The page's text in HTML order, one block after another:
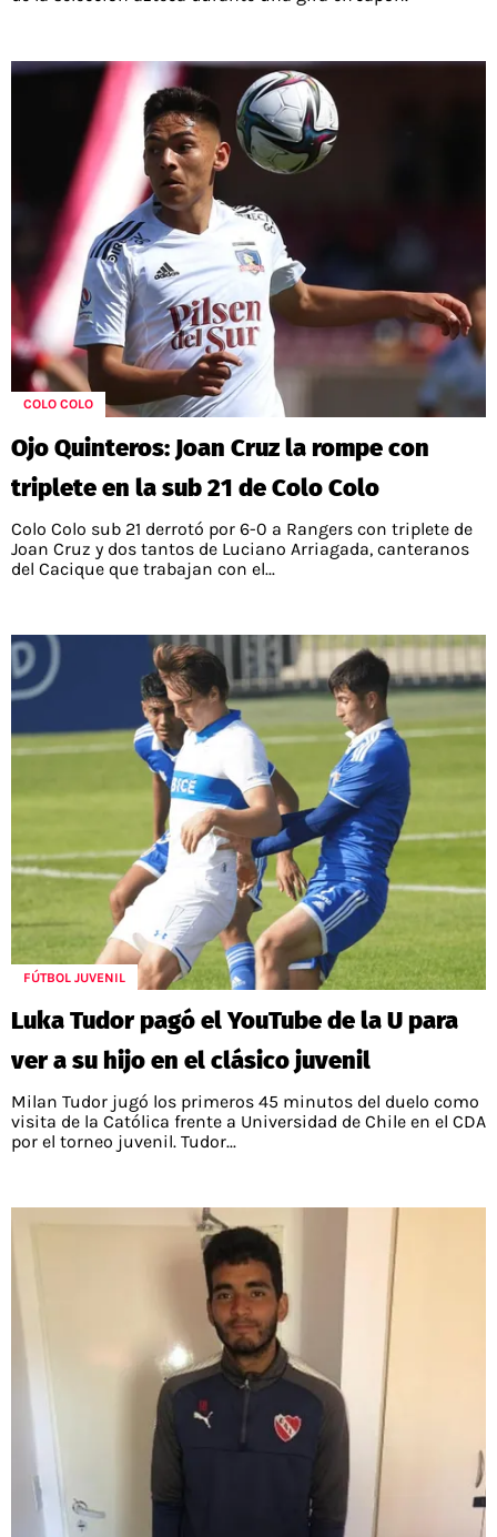
COLO COLO
Ojo Quinteros: Joan Cruz la rompe con
triplete en la sub 21 de Colo Colo
Colo Colo sub 21 derrotó por 6-0 a Rangers con triplete de
Joan Cruz y dos tantos de Luciano Arriagada, canteranos
del Cacique que trabajan con el...
FÚTBOL JUVENIL
Luka Tudor pagó el YouTube de la U para
ver a su hijo en el clásico juvenil
Milan Tudor jugó los primeros 45 minutos del duelo como
visita de la Católica frente a Universidad de Chile en el CDA
por el torneo juvenil. Tudor...